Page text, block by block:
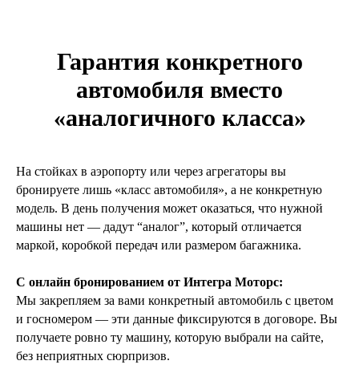
Гарантия конкретного
автомобиля вместо
«аналогичного класса»
На стойках в аэропорту или через агрегаторы вы
бронируете лишь «класс автомобиля», а не конкретную
модель. В день получения может оказаться, что нужной
машины нет — дадут “аналог”, который отличается
маркой, коробкой передач или размером багажника.
С онлайн бронированием от Интегра Моторс:
Мы закрепляем за вами конкретный автомобиль с цветом
и госномером — эти данные фиксируются в договоре. Вы
получаете ровно ту машину, которую выбрали на сайте,
без неприятных сюрпризов.